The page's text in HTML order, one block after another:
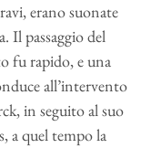
erano suonate
Il passaggio del
fu rapido, e una
all’intervento
in seguito al suo
a quel tempo la